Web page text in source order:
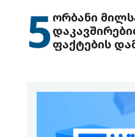
5ორბანი
ფაქტების